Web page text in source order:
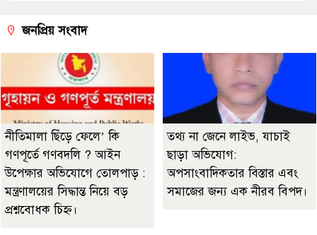
জনপ্রিয় সংবাদ
নীতিমালা ছিঁড়ে ফেলে’ কি
গণপূর্তে গণবদলি ? আইন
উপেক্ষার অভিযোগে তোলপাড় :
মন্ত্রণালয়ের সিদ্ধান্ত নিয়ে বড়
প্রশ্নবোধক চিহ্ন।
তথ্য না জেনে লাইভ, যাচাই
ছাড়া অভিযোগ:
অপসাংবাদিকতার বিস্তার এবং
সমাজের জন্য এক নীরব বিপদ।